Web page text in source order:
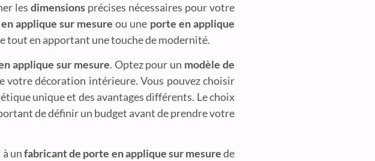
lesdimensions précises nécessaires pour votre
applique sur mesure ou une porte en applique
tout en apportant une touche de modernité.
applique sur mesure. Optez pour un modèle de
votre décoration intérieure. Vous pouvez choisir
unique et des avantages différents. Le choix
de définir un budget avant de prendre votre
à unfabricant de porte en applique sur mesurede